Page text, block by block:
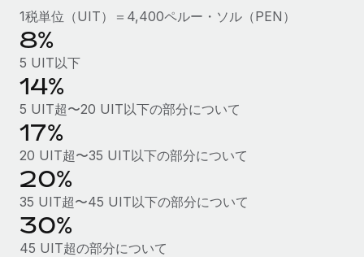
法人設立
法令順守した法人をスピーディに設立
移住・転勤
従業員の異動をスムーズに
福利厚生
従業員の福利厚生を簡単に管理
契約社員管理
税務
ブログを読む
ブログ
Remoteの製品アップデート：GustoとXeroの統合お
よびContractor Management Plus（契約社員管理
プラス）
Remoteの使命は、世界のどこにいても、あらゆる規模の企業が
業務に最適な人材を採用し、管理し、給与を支給できるようにす
1税単位（UIT）＝4,400ペルー・ソル（PEN）
8%
5 UIT以下
14%
5 UIT超〜20 UIT以下の部分について
17%
20 UIT超〜35 UIT以下の部分について
20%
35 UIT超〜45 UIT以下の部分について
30%
45 UIT超の部分について